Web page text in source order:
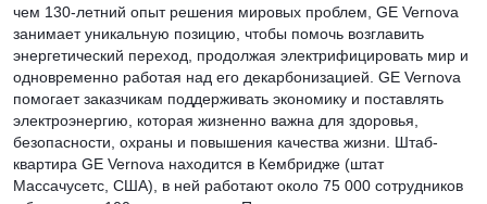
чем 130-летний опыт решения мировых проблем, GE Vernova
занимает уникальную позицию, чтобы помочь возглавить
энергетический переход, продолжая электрифицировать мир и
одновременно работая над его декарбонизацией. GE Vernova
помогает заказчикам поддерживать экономику и поставлять
электроэнергию, которая жизненно важна для здоровья,
безопасности, охраны и повышения качества жизни. Штаб-
квартира GE Vernova находится в Кембридже (штат
Массачусетс, США), в ней работают около 75 000 сотрудников